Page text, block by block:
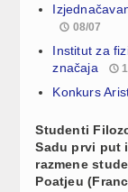
08/07
Institut za
značaja
Konkurs
Studenti
Sadu prvi put
razmene
Poatjeu